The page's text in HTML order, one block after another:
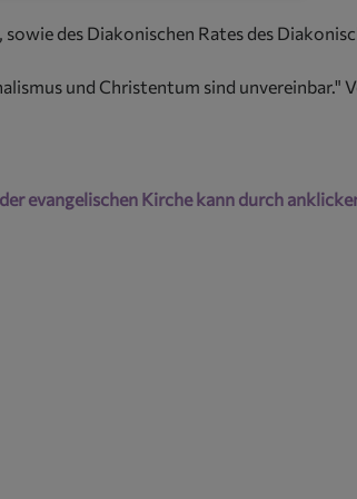
des Diakonischen Rates des
und Christentum sind unvereinbar."
Kirche kann durch